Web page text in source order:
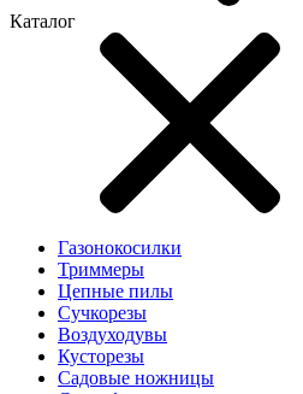
Каталог
Газонокосилки
Триммеры
Цепные пилы
Cучкорезы
Воздуходувы
Кусторезы
Садовые ножницы